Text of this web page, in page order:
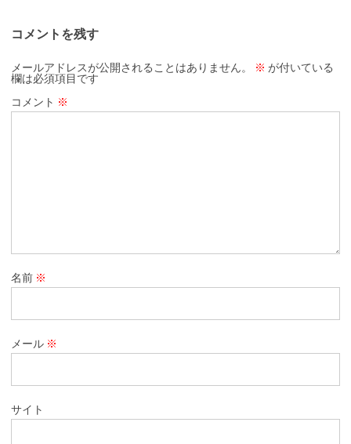
コメントを残す
メールアドレスが公開されることはありません。 ※ が付いている
欄は必須項目です
コメント ※
名前 ※
メール ※
サイト